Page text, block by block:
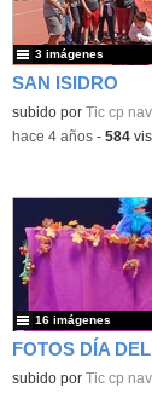
SAN ISIDRO
Contenido educativo.
subido por Tic cp
3 imágenes
-hace 4 años- 584
FOTOS DÍA
subido por Tic cp
16 imágenes